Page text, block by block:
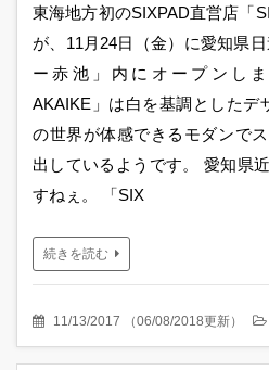
東海地方初のSIXPAD直営店「
が、11月24日（金）に愛知県
ー赤池」内にオープンしま
AKAIKE」は白を基調としたデ
の世界が体感できるモダンで
出しているようです。 愛知県
すねぇ。 「SIX
続きを読む
11/13/2017 （06/08/2018更新）